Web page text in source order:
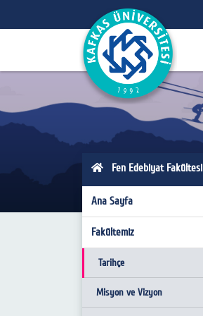
Fen Edebiyat Fakültesi
Ana Sayfa
Fakültemiz
Tarihçe
Misyon ve Vizyon